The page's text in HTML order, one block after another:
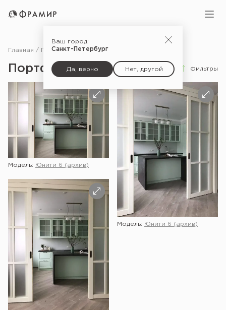
Ваш город:
Санкт-Петербург
Да, верно Нет, другой
Главная Портфолио
Портфолио Фильтры
Модель: Юнити 6 (архив)
Модель: Юнити 6 (архив)